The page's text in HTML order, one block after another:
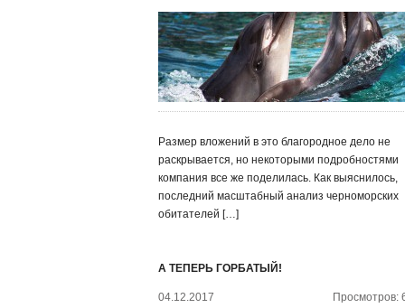
Размер вложений в это благородное дело не
раскрывается, но некоторыми подробностями
компания все же поделилась. Как выяснилось,
последний масштабный анализ черноморских
обитателей […]
А ТЕПЕРЬ ГОРБАТЫЙ!
04.12.2017 Просмотров: